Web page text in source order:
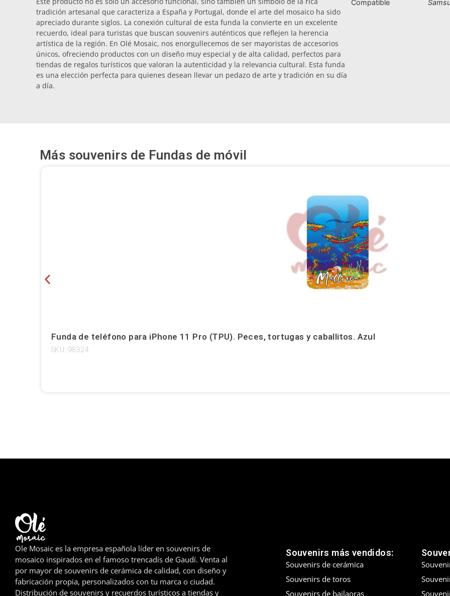
tradición artesanal que caracteriza a España y Portugal, donde el arte del mosaico ha sido
apreciado durante siglos. La conexión cultural de esta funda la convierte en un excelente
recuerdo, ideal para turistas que buscan souvenirs auténticos que reflejen la herencia
artística de la región. En Olé Mosaic, nos enorgullecemos de ser mayoristas de accesorios
únicos, ofreciendo productos con un diseño muy especial y de alta calidad, perfectos para
tiendas de regalos turísticos que valoran la autenticidad y la relevancia cultural. Esta funda
es una elección perfecta para quienes desean llevar un pedazo de arte y tradición en su día
a día.
Compatible
Más souvenirs de Fundas de móvil
Funda de teléfono para iPhone 11 Pro (TPU). Peces, tortugas y caballitos. Azul
SKU: 98324
Ole Mosaic es la empresa española líder en souvenirs de
mosaico inspirados en el famoso trencadís de Gaudí. Venta al
por mayor de souvenirs de cerámica de calidad, con diseño y
fabricación propia, personalizados con tu marca o ciudad.
Distribución de souvenirs y recuerdos turísticos a tiendas y
Souvenirs más vendidos:
Souvenirs de cerámica
Souvenirs de toros
Souvenirs de bailaoras